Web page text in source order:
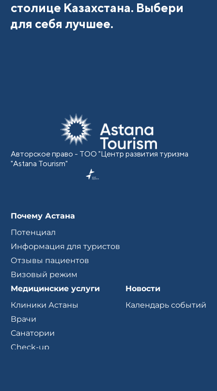
столице Казахстана. Выбери
для себя лучшее.
Авторское право - ТОО "Центр развития туризма
"Astana Tourism"
Почему Астана
Потенциал
Информация для туристов
Отзывы пациентов
Визовый режим
Медицинские услуги
Клиники Астаны
Врачи
Санатории
Check-up
Новости
Календарь событий